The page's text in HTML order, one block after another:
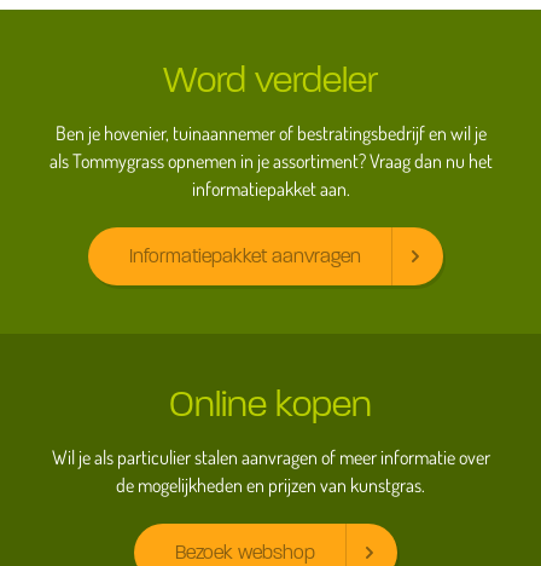
Word verdeler
Ben je hovenier, tuinaannemer of bestratingsbedrijf en wil je
als Tommygrass opnemen in je assortiment? Vraag dan nu het
informatiepakket aan.
Informatiepakket aanvragen
Online kopen
Wil je als particulier stalen aanvragen of meer informatie over
de mogelijkheden en prijzen van kunstgras.
Bezoek webshop